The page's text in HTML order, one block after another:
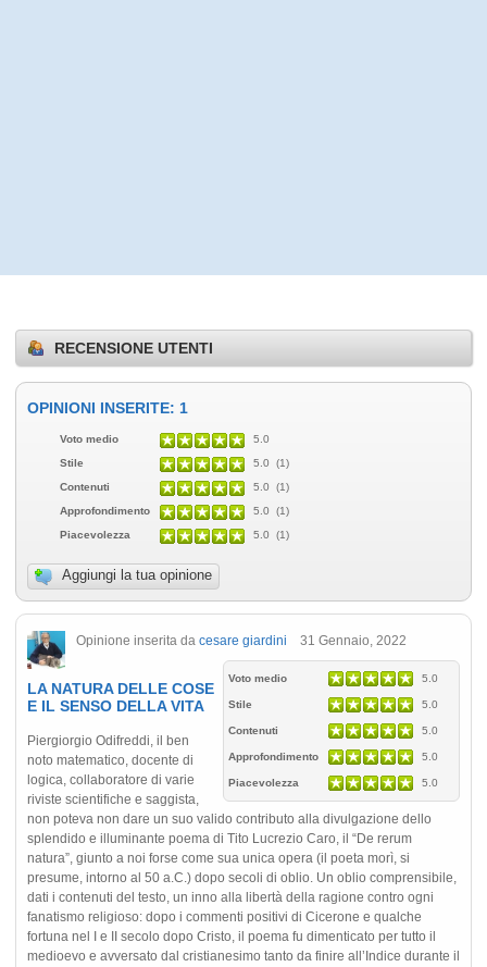
RECENSIONE UTENTI
OPINIONI INSERITE: 1
Voto medio
5.0
Stile
5.0 (1)
Contenuti
5.0 (1)
Approfondimento
5.0 (1)
Piacevolezza
5.0 (1)
Aggiungi la tua opinione
Opinione inserita da cesare giardini 31 Gennaio, 2022
Voto medio 5.0
Stile 5.0
Contenuti 5.0
Approfondimento 5.0
Piacevolezza 5.0
LA NATURA DELLE COSE
E IL SENSO DELLA VITA
Piergiorgio Odifreddi, il ben
noto matematico, docente di
logica, collaboratore di varie
riviste scientifiche e saggista,
non poteva non dare un suo valido contributo alla divulgazione dello
splendido e illuminante poema di Tito Lucrezio Caro, il “De rerum
natura”, giunto a noi forse come sua unica opera (il poeta morì, si
presume, intorno al 50 a.C.) dopo secoli di oblio. Un oblio comprensibile,
dati i contenuti del testo, un inno alla libertà della ragione contro ogni
fanatismo religioso: dopo i commenti positivi di Cicerone e qualche
fortuna nel I e II secolo dopo Cristo, il poema fu dimenticato per tutto il
medioevo e avversato dal cristianesimo tanto da finire all’Indice durante il